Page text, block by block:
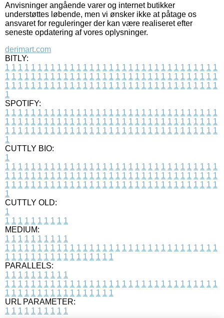
Anvisninger angående varer og internet butikker
understøttes løbende, men vi ønsker ikke at påtage os
ansvaret for reguleringer der kan være realiseret efter
seneste opdatering af vores oplysninger.
derimart.com
BITLY:
1 1 1 1 1 1 1 1 1 1 1 1 1 1 1 1 1 1 1 1 1 1 1 1 1 1 1 1 1 1 1 1 1
1 1 1 1 1 1 1 1 1 1 1 1 1 1 1 1 1 1 1 1 1 1 1 1 1 1 1 1 1 1 1 1 1
1 1 1 1 1 1 1 1 1 1 1 1 1 1 1 1 1 1 1 1 1 1 1 1 1 1 1 1 1 1 1 1 1
1
SPOTIFY:
1 1 1 1 1 1 1 1 1 1 1 1 1 1 1 1 1 1 1 1 1 1 1 1 1 1 1 1 1 1 1 1 1
1 1 1 1 1 1 1 1 1 1 1 1 1 1 1 1 1 1 1 1 1 1 1 1 1 1 1 1 1 1 1 1 1
1 1 1 1 1 1 1 1 1 1 1 1 1 1 1 1 1 1 1 1 1 1 1 1 1 1 1 1 1 1 1 1 1
1
CUTTLY BIO:
1
1 1 1 1 1 1 1 1 1 1 1 1 1 1 1 1 1 1 1 1 1 1 1 1 1 1 1 1 1 1 1 1 1
1 1 1 1 1 1 1 1 1 1 1 1 1 1 1 1 1 1 1 1 1 1 1 1 1 1 1 1 1 1 1 1 1
1 1 1 1 1 1 1 1 1 1 1 1 1 1 1 1 1 1 1 1 1 1 1 1 1 1 1 1 1 1 1 1 1
1
CUTTLY OLD:
1
1 1 1 1 1 1 1 1 1 1
MEDIUM:
1 1 1 1 1 1 1 1 1 1
1 1 1 1 1 1 1 1 1 1 1 1 1 1 1 1 1 1 1 1 1 1 1 1 1 1 1 1 1 1 1 1 1
1 1 1 1 1 1 1 1 1 1 1 1 1 1 1 1 1
PARALLELS:
1 1 1 1 1 1 1 1 1 1
1 1 1 1 1 1 1 1 1 1 1 1 1 1 1 1 1 1 1 1 1 1 1 1 1 1 1 1 1 1 1 1 1
1 1 1 1 1 1 1 1 1 1 1 1 1 1 1 1 1
URL PARAMETER:
1 1 1 1 1 1 1 1 1 1